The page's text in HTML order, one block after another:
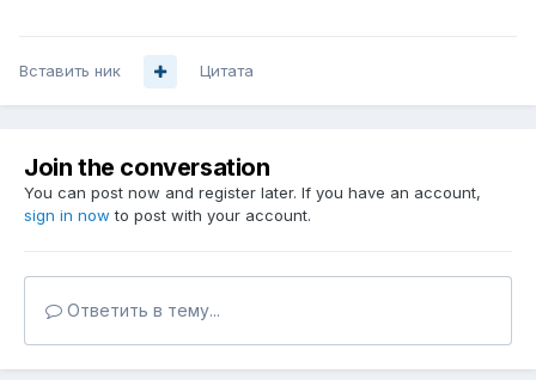
Вставить ник Цитата
Join the conversation
You can post now and register later. If you have an account,
sign in now to post with your account.
Ответить в тему...